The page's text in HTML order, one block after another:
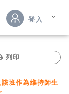
登入
列印
班作為維持師生